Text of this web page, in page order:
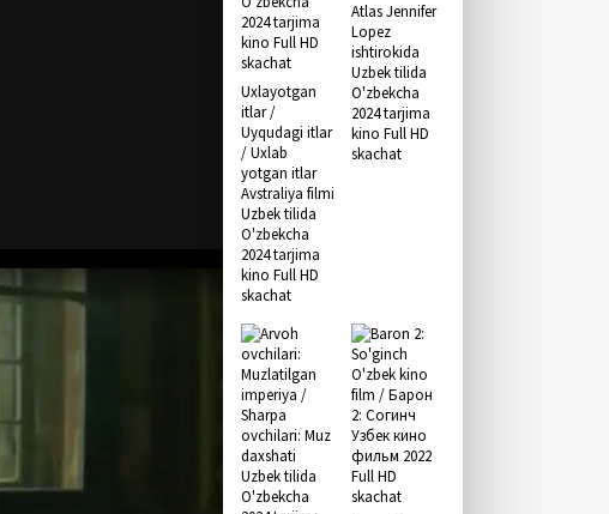
Uxlayotgan
itlar /
Uyqudagi itlar
/ Uxlab
yotgan itlar
Avstraliya filmi
Uzbek tilida
O'zbekcha
2024 tarjima
kino Full HD
skachat
Atlas Jennifer
Lopez
ishtirokida
Uzbek tilida
O'zbekcha
2024 tarjima
kino Full HD
skachat